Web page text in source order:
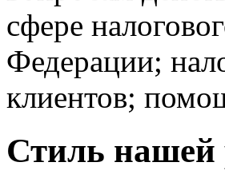
сфере
Федерации;
клиентов;
Стиль нашей